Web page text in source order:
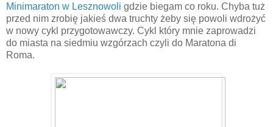
Minimaraton w Lesznowoli gdzie biegam co roku. Chyba tuż
przed nim zrobię jakieś dwa truchty żeby się powoli wdrożyć
w nowy cykl przygotowawczy. Cykl który mnie zaprowadzi
do miasta na siedmiu wzgórzach czyli do Maratona di
Roma.